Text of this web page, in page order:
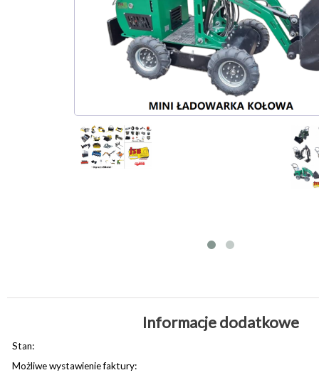
Informacje dodatkowe
Stan:
Możliwe wystawienie faktury: